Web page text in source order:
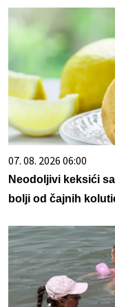
07. 08. 2026 06:00
Neodoljivi keksići
bolji od čajnih